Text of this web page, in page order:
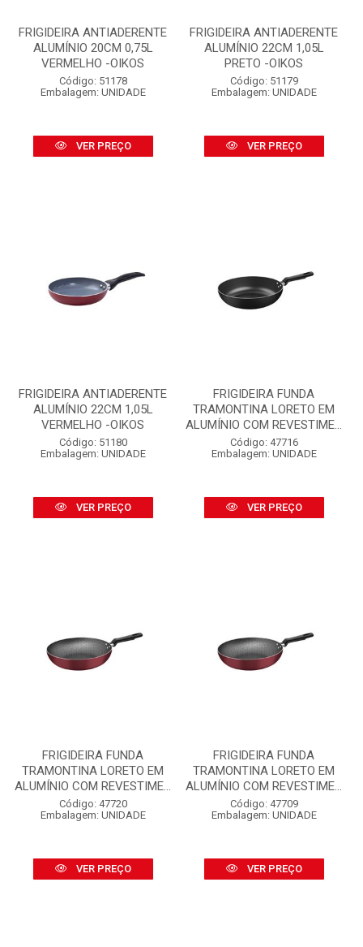
FRIGIDEIRA ANTIADERENTE
ALUMÍNIO 20CM 0,75L
VERMELHO -OIKOS
Código: 51178
Embalagem: UNIDADE
VER PREÇO
FRIGIDEIRA ANTIADERENTE
ALUMÍNIO 22CM 1,05L
PRETO -OIKOS
Código: 51179
Embalagem: UNIDADE
VER PREÇO
FRIGIDEIRA ANTIADERENTE
ALUMÍNIO 22CM 1,05L
VERMELHO -OIKOS
Código: 51180
Embalagem: UNIDADE
VER PREÇO
FRIGIDEIRA FUNDA
TRAMONTINA LORETO EM
ALUMÍNIO COM REVESTIME...
Código: 47716
Embalagem: UNIDADE
VER PREÇO
FRIGIDEIRA FUNDA
TRAMONTINA LORETO EM
ALUMÍNIO COM REVESTIME...
Código: 47720
Embalagem: UNIDADE
VER PREÇO
FRIGIDEIRA FUNDA
TRAMONTINA LORETO EM
ALUMÍNIO COM REVESTIME...
Código: 47709
Embalagem: UNIDADE
VER PREÇO